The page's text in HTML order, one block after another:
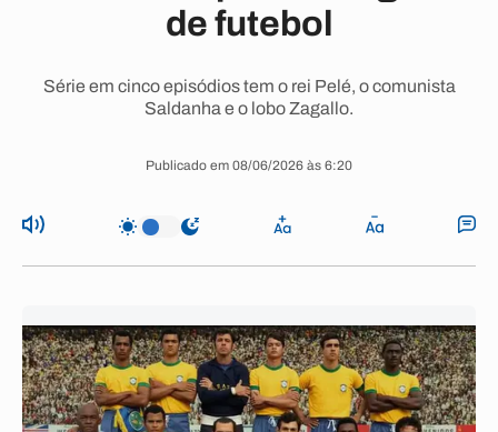
de futebol
Série em cinco episódios tem o rei Pelé, o comunista
Saldanha e o lobo Zagallo.
Publicado em 08/06/2026 às 6:20